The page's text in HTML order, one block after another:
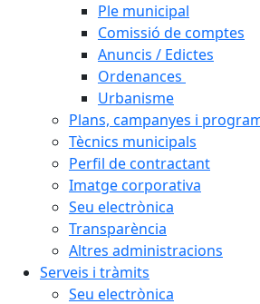
Ple municipal
Comissió de comptes
Anuncis / Edictes
Ordenances
Urbanisme
Plans, campanyes i
Tècnics municipals
Perfil de contractant
Imatge corporativa
Seu electrònica
Transparència
Altres administracions
Serveis i tràmits
Seu electrònica